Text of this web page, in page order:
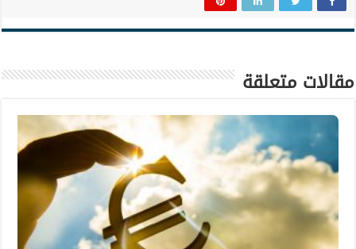
مقالات متعلقة